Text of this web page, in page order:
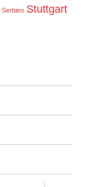
Serbien Stuttgart